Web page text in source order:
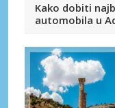
Kako dobiti
automobila u